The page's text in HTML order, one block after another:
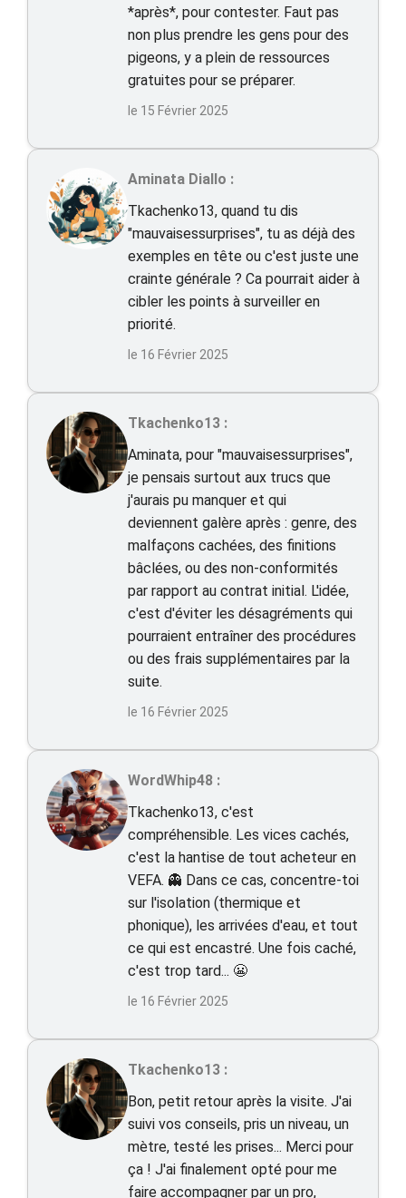
*après*, pour contester. Faut pas
non plus prendre les gens pour des
pigeons, y a plein de ressources
gratuites pour se préparer.
le 15 Février 2025
Aminata Diallo :
Tkachenko13, quand tu dis
"mauvaisessurprises", tu as déjà des
exemples en tête ou c'est juste une
crainte générale ? Ca pourrait aider à
cibler les points à surveiller en
priorité.
le 16 Février 2025
Tkachenko13 :
Aminata, pour "mauvaisessurprises",
je pensais surtout aux trucs que
j'aurais pu manquer et qui
deviennent galère après : genre, des
malfaçons cachées, des finitions
bâclées, ou des non-conformités
par rapport au contrat initial. L'idée,
c'est d'éviter les désagréments qui
pourraient entraîner des procédures
ou des frais supplémentaires par la
suite.
le 16 Février 2025
WordWhip48 :
Tkachenko13, c'est
compréhensible. Les vices cachés,
c'est la hantise de tout acheteur en
VEFA. 👻 Dans ce cas, concentre-toi
sur l'isolation (thermique et
phonique), les arrivées d'eau, et tout
ce qui est encastré. Une fois caché,
c'est trop tard... 😬
le 16 Février 2025
Tkachenko13 :
Bon, petit retour après la visite. J'ai
suivi vos conseils, pris un niveau, un
mètre, testé les prises... Merci pour
ça ! J'ai finalement opté pour me
faire accompagner par un pro,